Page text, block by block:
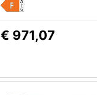
€ 971,07